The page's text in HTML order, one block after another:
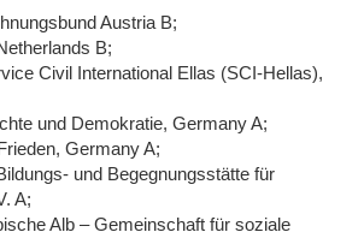
Austria B;
B;
Civil International Ellas (SCI-Hellas),
und Demokratie, Germany A;
Germany A;
und Begegnungsstätte für
A;
Alb – Gemeinschaft für soziale